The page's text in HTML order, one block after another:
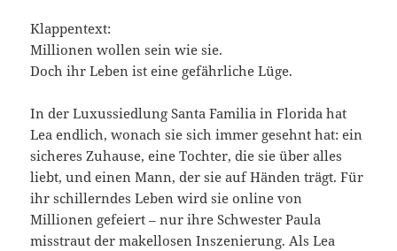
Klappentext:
Millionen wollen sein wie sie.
Doch ihr Leben ist eine gefährliche Lüge.
In der Luxussiedlung Santa Familia in Florida hat
Lea endlich, wonach sie sich immer gesehnt hat: ein
sicheres Zuhause, eine Tochter, die sie über alles
liebt, und einen Mann, der sie auf Händen trägt. Für
ihr schillerndes Leben wird sie online von
Millionen gefeiert – nur ihre Schwester Paula
misstraut der makellosen Inszenierung. Als Lea